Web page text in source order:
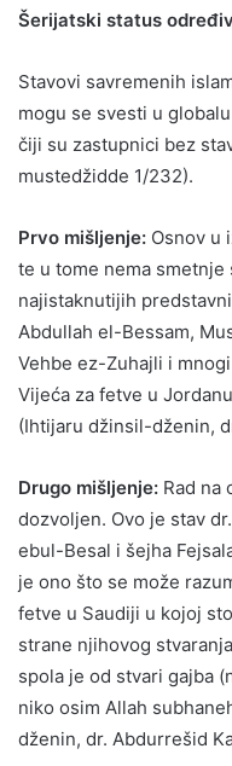
Šerijatski status
Stavovi savremenih
mogu se svesti u
čiji su zastupnici bez
mustedžidde 1/232).
Prvo mišljenje: Osnov u
te u tome nema smetnje
najistaknutijih
Abdullah el-Bessam,
Vehbe ez-Zuhajli i
Vijeća za fetve u
(Ihtijaru džinsil-dženin,
Drugo mišljenje: Rad na
dozvoljen. Ovo je stav
ebul-Besal i šejha
je ono što se može
fetve u Saudiji u kojoj
strane njihovog
spola je od stvari gajba
niko osim Allah
dženin, dr. Abdurrešid